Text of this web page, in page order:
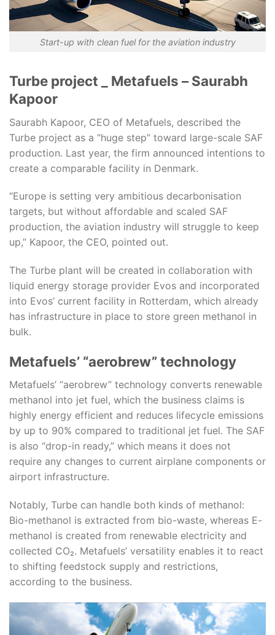
Start-up with clean fuel for the aviation industry
Turbe project _ Metafuels – Saurabh
Kapoor
Saurabh Kapoor, CEO of Metafuels, described the
Turbe project as a “huge step” toward large-scale SAF
production. Last year, the firm announced intentions to
create a comparable facility in Denmark.
“Europe is setting very ambitious decarbonisation
targets, but without affordable and scaled SAF
production, the aviation industry will struggle to keep
up,” Kapoor, the CEO, pointed out.
The Turbe plant will be created in collaboration with
liquid energy storage provider Evos and incorporated
into Evos’ current facility in Rotterdam, which already
has infrastructure in place to store green methanol in
bulk.
Metafuels’ “aerobrew” technology
Metafuels’ “aerobrew” technology converts renewable
methanol into jet fuel, which the business claims is
highly energy efficient and reduces lifecycle emissions
by up to 90% compared to traditional jet fuel. The SAF
is also “drop-in ready,” which means it does not
require any changes to current airplane components or
airport infrastructure.
Notably, Turbe can handle both kinds of methanol:
Bio-methanol is extracted from bio-waste, whereas E-
methanol is created from renewable electricity and
collected CO₂. Metafuels’ versatility enables it to react
to shifting feedstock supply and restrictions,
according to the business.